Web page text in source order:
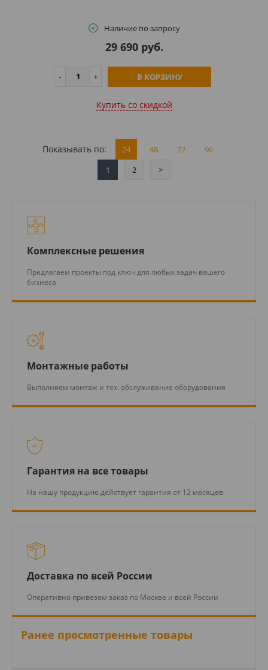
Наличие по запросу
29 690 руб.
В КОРЗИНУ
Купить cо скидкой
Показывать по: 24 48 72
96
1
2 >
Комплексные решения
Предлагаем проекты под ключ для любых задач вашего
бизнеса
Монтажные работы
Выполняем монтаж и тех. обслуживание оборудования
Гарантия на все товары
На нашу продукцию действует гарантия от 12 месяцев
Доставка по всей России
Оперативно привезем заказ по Москве и всей России
Ранее просмотренные товары